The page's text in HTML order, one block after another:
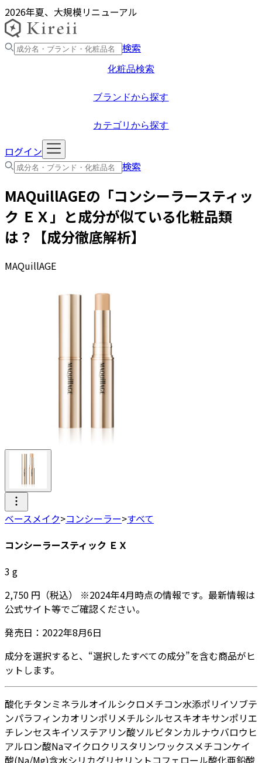
2026年夏、大規模リニューアル
検索
化粧品検索
ブランドから探す
カテゴリから探す
ログイン
検索
MAQuillAGEの「コンシーラースティッ
ク ＥＸ 」と成分が似ている化粧品類
は？【成分徹底解析】
MAQuillAGE
ベースメイク>コンシーラー>すべて
コンシーラースティック ＥＸ
3 g
2,750 円 （税込） ※2024年4月時点の情報です。最新情報は
公式サイト等でご確認ください。
発売日： 2022年8月6日
成分を選択すると、“選択したすべての成分”を含む商品がヒ
ットします。
酸化チタンミネラルオイルシクロメチコン水添ポリイソブテ
ンパラフィンカオリンポリメチルシルセスキオキサンポリエ
チレンセスキイソステアリン酸ソルビタンカルナウバロウ ヒ
アルロン酸Naマイクロクリスタリンワックスメチコンケイ